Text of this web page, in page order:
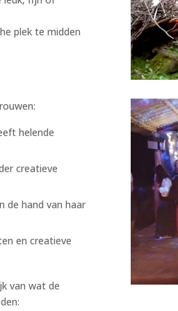
plek te midden
helende
creatieve
de hand van haar
en creatieve
van wat de